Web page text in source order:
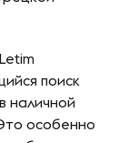
поиск
наличной
особенно